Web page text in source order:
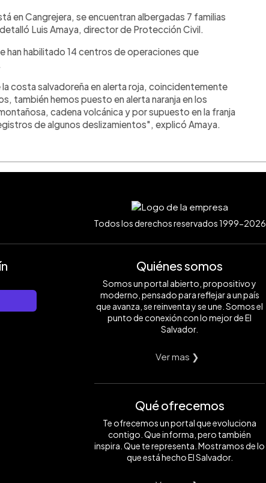
en Cangrejera, se encuentran albergadas 7 familias
Luis Amaya, director de Protección Civil.
han habilitado 14 centros de operaciones que
costa salvadoreña en alerta roja, coincidentemente
también hemos puesto en alerta naranja en los
cadena volcánica y por supuesto en la franja
de algunos deslizamientos", explicó Amaya.
Todos los derechos reservados 1999-2026
Quiénes somos
Somos un portal abierto, propositivo y
moderno, pensado para reflejar a un país
que avanza, se reinventa y se une. Somos el
punto de conexión con lo mejor de El
Salvador.
Ver mas ❯
Qué ofrecemos
Te ofrecemos un portal que evoluciona
contigo. Que informa, pero también
inspira. Que te representa. Mostramos de lo
que está hecho El Salvador.